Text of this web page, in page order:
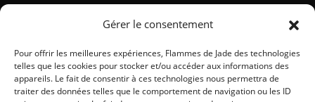
Gérer le consentement
Pour offrir les meilleures expériences, Flammes de Jade des technologies
telles que les cookies pour stocker et/ou accéder aux informations des
appareils. Le fait de consentir à ces technologies nous permettra de
traiter des données telles que le comportement de navigation ou les ID
INFOS LEGALES
Mentions légales
Politique de confidentialité